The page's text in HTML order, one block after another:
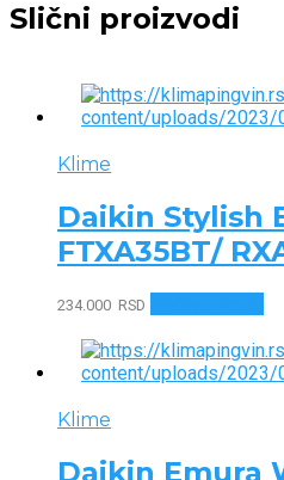
Slični proizvodi
Klime
Daikin Stylish
FTXA35BT/
234.000 RSD
Klime
Daikin Emura